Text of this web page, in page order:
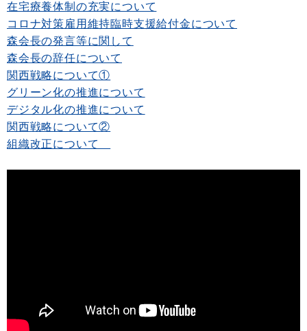
在宅療養体制の充実について
コロナ対策雇用維持臨時支援給付金について
森会長の発言等に関して
森会長の辞任について
関西戦略について①
グリーン化の推進について
デジタル化の推進について
関西戦略について②
組織改正について